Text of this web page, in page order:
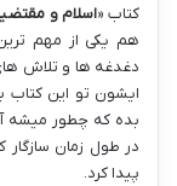
کتاب «اسلام و
هم یکی از مهم
دغدغه ها و تلاش
ایشون تو این کتاب
بده که چطور میشه
در طول زمان سازگار
پیدا کرد.